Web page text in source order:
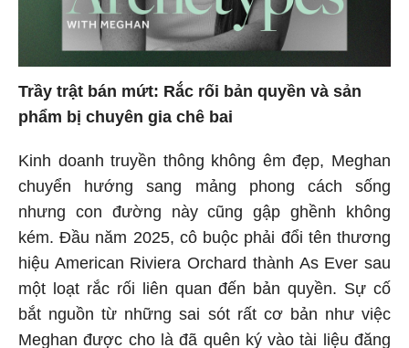
Trầy trật bán mứt: Rắc rối bản quyền và sản
phẩm bị chuyên gia chê bai
Kinh doanh truyền thông không êm đẹp, Meghan
chuyển hướng sang mảng phong cách sống
nhưng con đường này cũng gập ghềnh không
kém. Đầu năm 2025, cô buộc phải đổi tên thương
hiệu American Riviera Orchard thành As Ever sau
một loạt rắc rối liên quan đến bản quyền. Sự cố
bắt nguồn từ những sai sót rất cơ bản như việc
Meghan được cho là đã quên ký vào tài liệu đăng